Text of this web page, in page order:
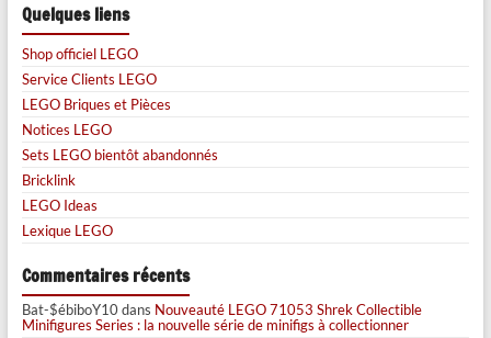
Quelques liens
Shop officiel LEGO
Service Clients LEGO
LEGO Briques et Pièces
Notices LEGO
Sets LEGO bientôt abandonnés
Bricklink
LEGO Ideas
Lexique LEGO
Commentaires récents
Bat-$ébiboY10dans Nouveauté LEGO 71053 Shrek Collectible
Minifigures Series : la nouvelle série de minifigs à collectionner